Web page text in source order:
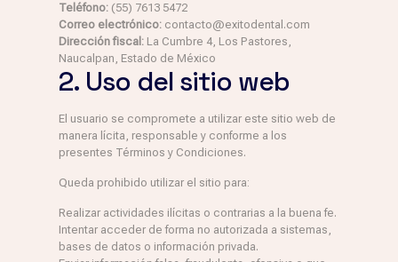
Teléfono: (55) 7613 5472
Correo electrónico: contacto@exitodental.com
Dirección fiscal: La Cumbre 4, Los Pastores,
Naucalpan, Estado de México
2. Uso del sitio web
El usuario se compromete a utilizar este sitio web de
manera lícita, responsable y conforme a los
presentes Términos y Condiciones.
Queda prohibido utilizar el sitio para:
Realizar actividades ilícitas o contrarias a la buena fe.
Intentar acceder de forma no autorizada a sistemas,
bases de datos o información privada.